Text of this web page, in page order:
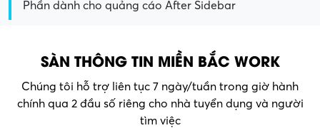
Phần dành cho quảng cáo After Sidebar
SÀN THÔNG TIN MIỀN BẮC WORK
Chúng tôi hỗ trợ liên tục 7 ngày/tuần trong giờ hành
chính qua 2 đầu số riêng cho nhà tuyển dụng và người
tìm việc